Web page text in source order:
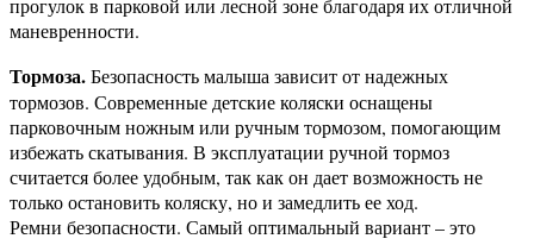
прогулок в парковой или лесной зоне благодаря их отличной
маневренности.
Тормоза.Безопасность малыша зависит от надежных
тормозов. Современные детские коляски оснащены
парковочным ножным или ручным тормозом, помогающим
избежать скатывания. В эксплуатации ручной тормоз
считается более удобным, так как он дает возможность не
только остановить коляску, но и замедлить ее ход.
Ремни безопасности. Самый оптимальный вариант – это